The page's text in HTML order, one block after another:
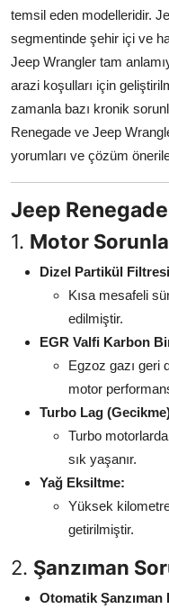
Elektrik & Akü
Klima & Konfor
Aydınlatma & Görüş
Şanzıman & Aktarma
Multimedya &
temsil eden modelleridir.
segmentinde şehir içi ve
Jeep Wrangler tam
arazi koşulları için
zamanla bazı kronik
Renegade ve Jeep
yorumları ve çözüm
Jeep
1. Motor
Dizel Partikül Filtresi
Kısa mesafeli
edilmiştir.
EGR Valfi Karbon
Egzoz gazı geri
motor
Turbo Lag
Turbo
sık yaşanır.
Yağ Eksiltme:
Yüksek
getirilmiştir.
2. Şanzıman
Otomatik